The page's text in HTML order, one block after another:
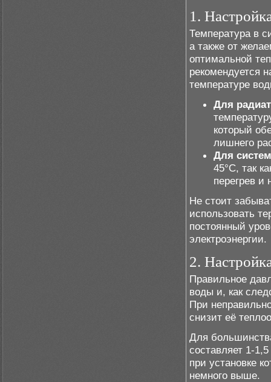
1.
Температура в
а также от
оптимальной
рекомендуется
температуре
Для
который
лишнего
Для
45°C, так
перегрев
Не стоит
использовать
постоянный
электроэнергии.
2.
Правильное
воды и, как
При
снизит её
Для
составляет 1-
при установке
немного выше.